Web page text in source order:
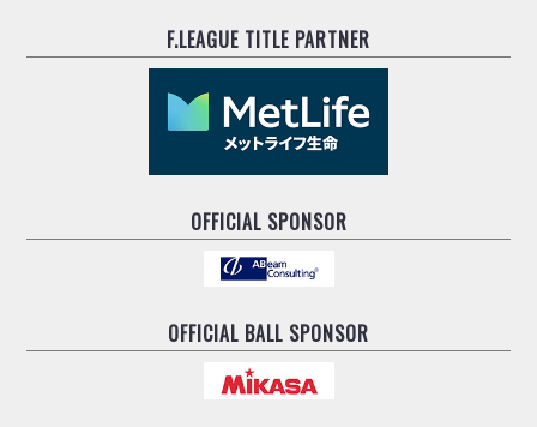
F.LEAGUE TITLE PARTNER
OFFICIAL SPONSOR
OFFICIAL BALL SPONSOR